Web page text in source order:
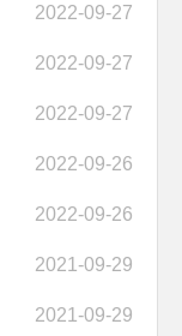
2022-09-27
2022-09-27
2022-09-27
2022-09-26
2022-09-26
2021-09-29
2021-09-29